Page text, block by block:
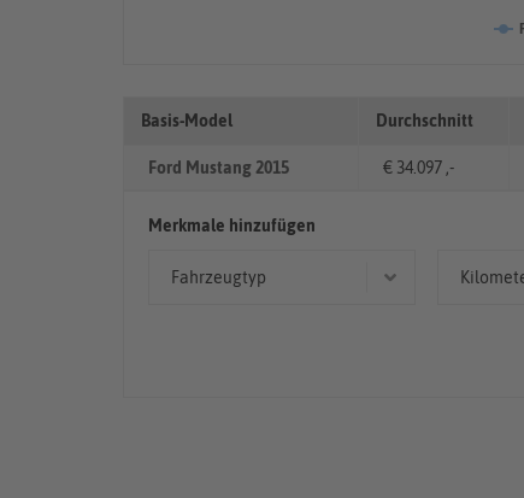
Basis-Model Durchschnitt
Ford Mustang 2015 € 34.097 ,-
Merkmale hinzufügen
Fahrzeugtyp